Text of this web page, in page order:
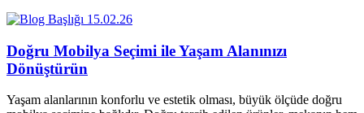
15.02.26
Doğru Mobilya Seçimi ile Yaşam Alanınızı
Dönüştürün
Yaşam alanlarının konforlu ve estetik olması, büyük ölçüde doğru